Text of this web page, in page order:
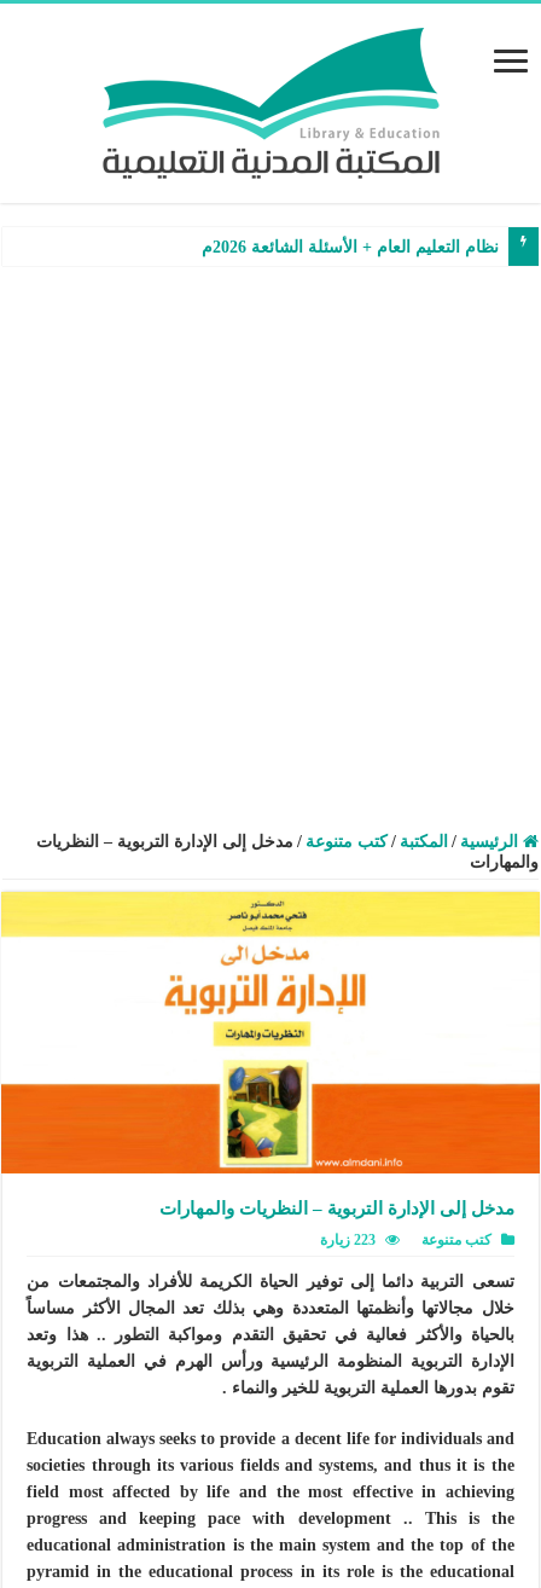
نظام التعليم العام + الأسئلة الشائعة 2026م
الرئيسية / المكتبة / كتب متنوعة / مدخل إلى الإدارة التربوية – النظريات
والمهارات
مدخل إلى الإدارة التربوية – النظريات والمهارات
كتب متنوعة 223 زيارة
تسعى التربية دائما إلى توفير الحياة الكريمة للأفراد والمجتمعات من
خلال مجالاتها وأنظمتها المتعددة وهي بذلك تعد المجال الأكثر مساساً
بالحياة والأكثر فعالية في تحقيق التقدم ومواكبة التطور .. هذا وتعد
الإدارة التربوية المنظومة الرئيسية ورأس الهرم في العملية التربوية
تقوم بدورها العملية التربوية للخير والنماء .
Education always seeks to provide a decent life for individuals and
societies through its various fields and systems, and thus it is the
field most affected by life and the most effective in achieving
progress and keeping pace with development .. This is the
educational administration is the main system and the top of the
pyramid in the educational process in its role is the educational